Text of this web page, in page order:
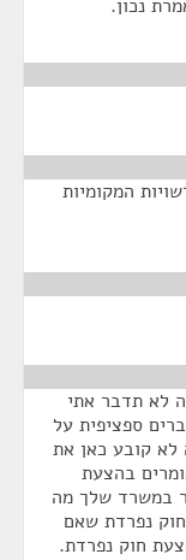
נכון.
המקומיות
לא תדבר אתי
ספציפית על
קובע כאן את
בהצעת
במשרד שלך מה
נפרדת שאם
חוק נפרדת.